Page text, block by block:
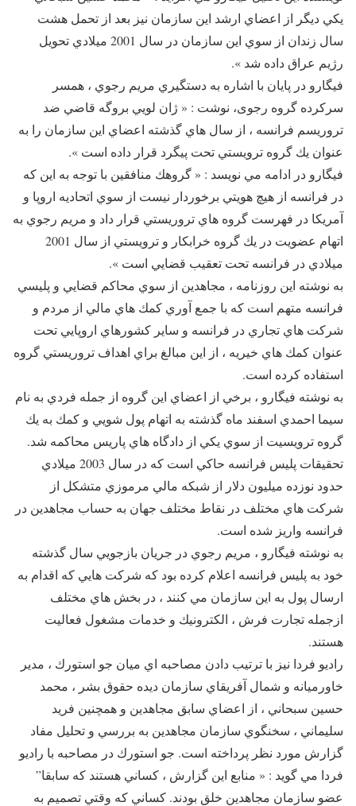
يكي ديگر از اعضاي ارشد اين سازمان نيز بعد از تحمل هشت
سال زندان از سوي اين سازمان در سال 2001 ميلادي تحويل
رژيم عراق داده شد ».
فيگارو در پايان با اشاره به دستگيري مريم رجوي ، همسر
سركرده گروه رجوی، نوشت : « ژان لويي بروگه قاضي ضد
تروريسم فرانسه ، از سال هاي گذشته اعضاي اين سازمان را به
عنوان يك گروه ترويستي تحت پيگرد قرار داده است ».
فيگارو در ادامه مي نويسد : « گروهك منافقين با توجه به اين كه
در فرانسه از هيچ هويتي برخوردار نيست از سوي اتحاديه اروپا و
آمريكا در فهرست گروه هاي تروريستي قرار داد و مريم رجوي به
اتهام عضويت در يك گروه خرابكار و ترويستي از سال 2001
ميلادي در فرانسه تحت تعقيب قضايي است ».
به نوشته اين روزنامه ، مجاهدین از سوي محاكم قضايي و پليسي
فرانسه متهم است كه با جمع آوري كمك هاي مالي از مردم و
شرکت هاي تجاري در فرانسه و ساير كشورهاي اروپايي تحت
عنوان كمك هاي خيريه ، از اين مبالغ براي اهداف تروريستي گروه
استفاده كرده است.
به نوشته فيگارو ، برخي از اعضاي اين گروه از جمله فردي به نام
سيما احمدي اسفند ماه گذشته به اتهام پول شويي و كمك به يك
گروه ترويسيت از سوي يكي از دادگاه هاي پاريس محاكمه شد.
تحقيقات پليس فرانسه حاكي است كه در سال 2003 ميلادي
حدود نوزده ميليون دلار از شبكه مالي مرموزي متشكل از
شركت هاي مختلف در نقاط مختلف جهان به حساب مجاهدین در
فرانسه واريز شده است.
به نوشته فيگارو ، مريم رجوي در جريان بازجويي سال گذشته
خود به پليس فرانسه اعلام كرده بود كه شركت هايي كه اقدام به
ارسال پول به اين سازمان مي كنند ، در بخش هاي مختلف
ازجمله تجارت فرش ، الكترونيك و خدمات مشغول فعاليت
هستند.
راديو فردا نيز با ترتيب دادن مصاحبه اي ميان جو استورك ، مدير
خاورميانه و شمال آفريقاي سازمان ديده حقوق بشر ، محمد
حسين سبحاني ، از اعضاي سابق مجاهدين و همچنين فريد
سليماني ، سخنگوي سازمان مجاهدين به بررسي و تحليل مفاد
گزارش مورد نظر پرداخته است. جو استورك در مصاحبه با راديو
فردا مي گويد : « منابع اين گزارش ، كساني هستند كه سابقا”
عضو سازمان مجاهدين خلق بودند. كساني كه وقتي تصميم به